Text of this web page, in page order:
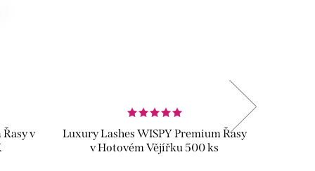
v
Luxury Lashes WISPY Premium Řasy
v Hotovém Vějířku 500 ks